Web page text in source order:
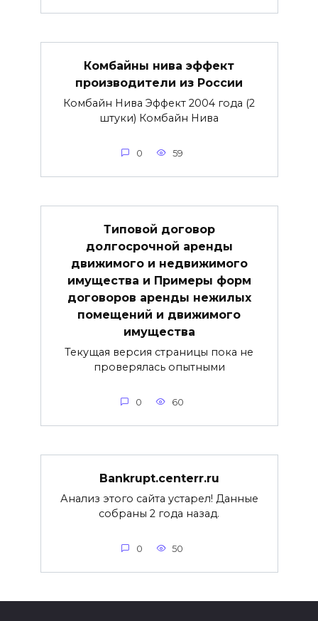
Комбайны нива эффект
производители из России
Комбайн Нива Эффект 2004 года (2
штуки) Комбайн Нива
0 59
Типовой договор
долгосрочной аренды
движимого и недвижимого
имущества и Примеры форм
договоров аренды нежилых
помещений и движимого
имущества
Текущая версия страницы пока не
проверялась опытными
0 60
Bankrupt.centerr.ru
Анализ этого сайта устарел! Данные
собраны 2 года назад.
0 50